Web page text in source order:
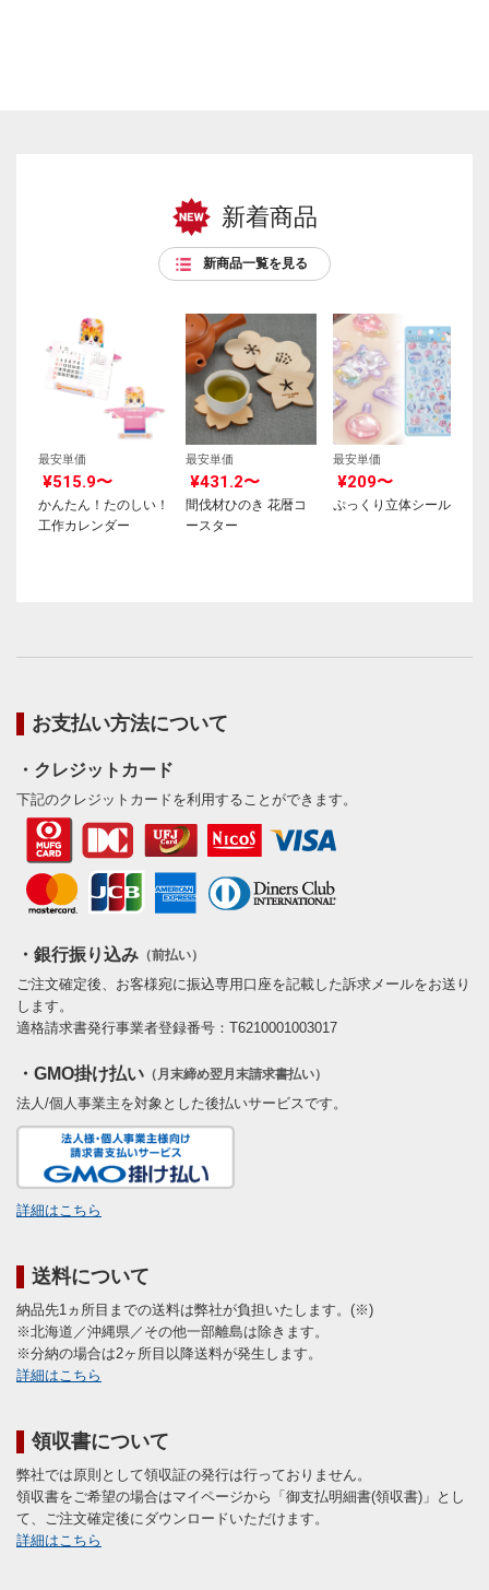
新着商品
新商品一覧を見る
最安単価
¥515.9〜
かんたん！たのしい！
工作カレンダー
最安単価
¥431.2〜
間伐材ひのき 花暦コ
ースター
最安単価
¥209〜
ぷっくり立体シール
お支払い方法について
・クレジットカード
下記のクレジットカードを利用することができます。
・銀行振り込み （前払い）
ご注文確定後、お客様宛に振込専用口座を記載した訴求メールをお送り
します。
適格請求書発行事業者登録番号：T6210001003017
・GMO掛け払い （月末締め翌月末請求書払い）
法人/個人事業主を対象とした後払いサービスです。
詳細はこちら
送料について
納品先1ヵ所目までの送料は弊社が負担いたします。(※)
※北海道／沖縄県／その他一部離島は除きます。
※分納の場合は2ヶ所目以降送料が発生します。
詳細はこちら
領収書について
弊社では原則として領収証の発行は行っておりません。
領収書をご希望の場合はマイページから「御支払明細書(領収書)」とし
て、ご注文確定後にダウンロードいただけます。
詳細はこちら